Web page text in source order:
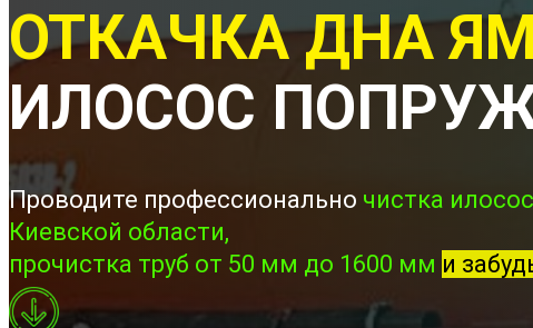
ОТКАЧКА ДНА
ИЛОСОС
Проводите профессионально чистка
Киевской области,
прочистка труб от 50 мм до 1600 мм и